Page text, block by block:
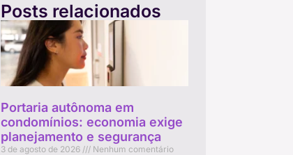
Posts relacionados
Portaria autônoma em
condomínios: economia exige
planejamento e segurança
3 de agosto de 2026 Nenhum comentário